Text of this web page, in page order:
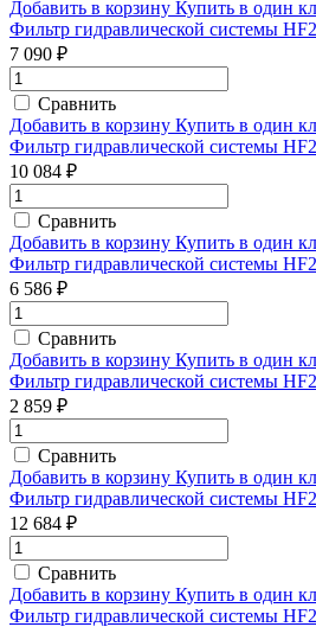
Добавить в корзину Купить в один
Фильтр гидравлической системы
7 090 ₽
Сравнить
Добавить в корзину Купить в один
Фильтр гидравлической системы
10 084 ₽
Сравнить
Добавить в корзину Купить в один
Фильтр гидравлической системы
6 586 ₽
Сравнить
Добавить в корзину Купить в один
Фильтр гидравлической системы
2 859 ₽
Сравнить
Добавить в корзину Купить в один
Фильтр гидравлической системы
12 684 ₽
Сравнить
Добавить в корзину Купить в один
Фильтр гидравлической системы